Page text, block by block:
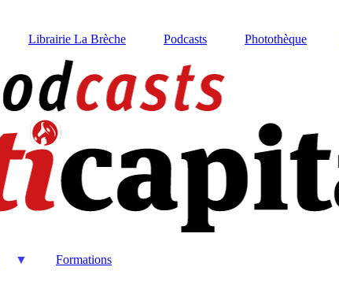
Librairie La Brèche Podcasts Photothèque
Formations